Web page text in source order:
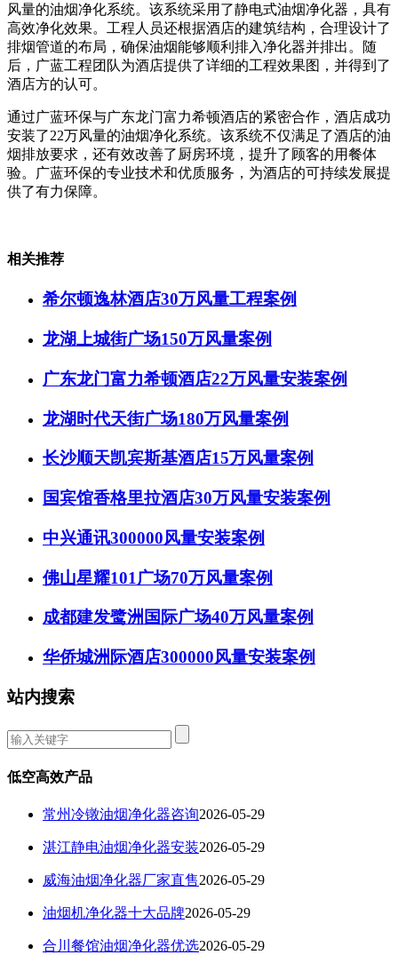
风量的油烟净化系统。该系统采用了静电式油烟净化器，具有
高效净化效果。工程人员还根据酒店的建筑结构，合理设计了
排烟管道的布局，确保油烟能够顺利排入净化器并排出。随
后，广蓝工程团队为酒店提供了详细的工程效果图，并得到了
酒店方的认可。
通过广蓝环保与广东龙门富力希顿酒店的紧密合作，酒店成功
安装了22万风量的油烟净化系统。该系统不仅满足了酒店的油
烟排放要求，还有效改善了厨房环境，提升了顾客的用餐体
验。广蓝环保的专业技术和优质服务，为酒店的可持续发展提
供了有力保障。
相关推荐
希尔顿逸林酒店30万风量工程案例
龙湖上城街广场150万风量案例
广东龙门富力希顿酒店22万风量安装案例
龙湖时代天街广场180万风量案例
长沙顺天凯宾斯基酒店15万风量案例
国宾馆香格里拉酒店30万风量安装案例
中兴通讯300000风量安装案例
佛山星耀101广场70万风量案例
成都建发鹭洲国际广场40万风量案例
华侨城洲际酒店300000风量安装案例
站内搜索
低空高效产品
常州冷镦油烟净化器咨询2026-05-29
湛江静电油烟净化器安装2026-05-29
威海油烟净化器厂家直售2026-05-29
油烟机净化器十大品牌2026-05-29
合川餐馆油烟净化器优选2026-05-29